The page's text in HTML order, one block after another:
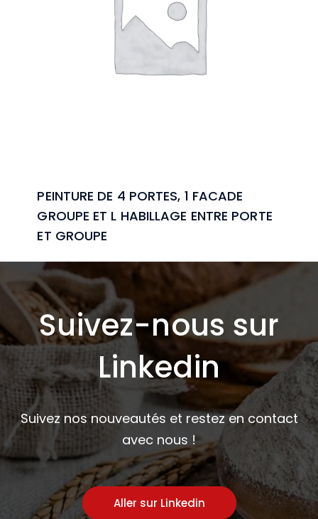
PEINTURE DE 4 PORTES, 1 FACADE
GROUPE ET L HABILLAGE ENTRE PORTE
ET GROUPE
Suivez-nous sur
Linkedin
Suivez nos nouveautés et restez en contact
avec nous !
Aller sur Linkedin